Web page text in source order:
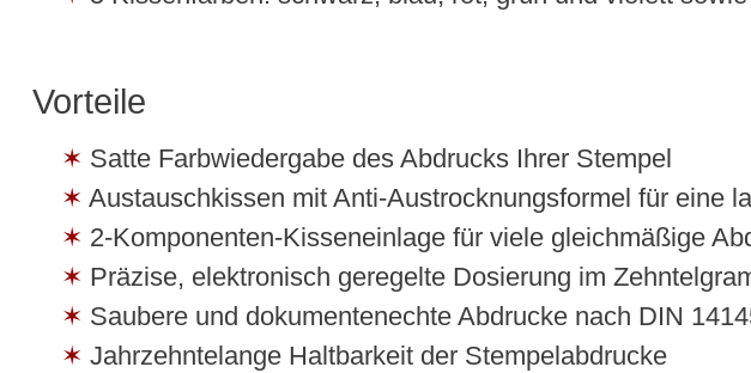
Vorteile
Satte Farbwiedergabe des Abdrucks Ihrer Stempel
Austauschkissen mit Anti-Austrocknungsformel für eine
2-Komponenten-Kisseneinlage für viele gleichmäßige
Präzise, elektronisch geregelte Dosierung im
Saubere und dokumentenechte Abdrucke nach DIN
Jahrzehntelange Haltbarkeit der Stempelabdrucke